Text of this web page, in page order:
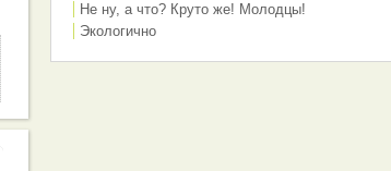
Не ну, а что? Круто же! Молодцы!
Экологично